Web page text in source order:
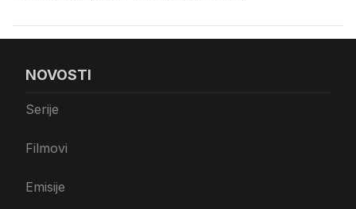
NOVOSTI
Serije
Filmovi
Emisije